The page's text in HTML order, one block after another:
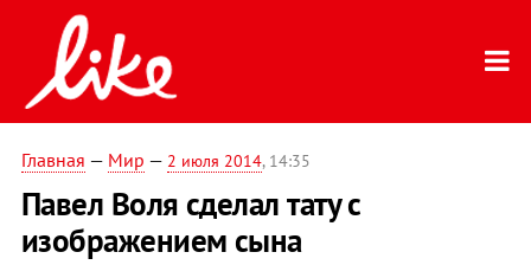
Главная — Мир — 2 июля 2014, 14:35
Павел Воля сделал тату с
изображением сына